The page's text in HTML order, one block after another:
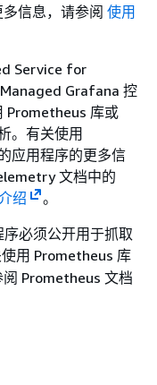
信息，请参阅 使用
Service for
Grafana 控
Prometheus 库或
。有关使用
应用程序的更多信
文档中的
绍
。
必须公开用于抓取
用 Prometheus 库
Prometheus 文档